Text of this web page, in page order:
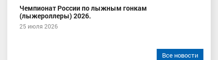
Чемпионат России по лыжным гонкам
(лыжероллеры) 2026.
25 июля 2026
Все новости